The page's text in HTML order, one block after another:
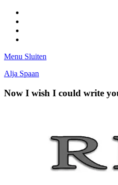
Menu Sluiten
Alja Spaan
Now I wish I could write